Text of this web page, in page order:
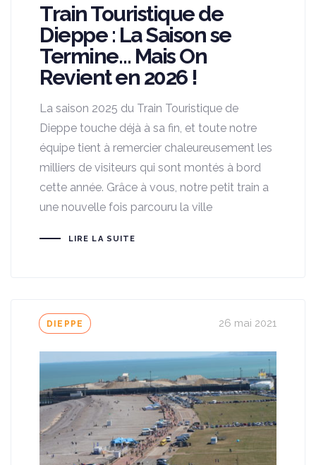
Train Touristique de
Dieppe : La Saison se
Termine… Mais On
Revient en 2026 !
La saison 2025 du Train Touristique de
Dieppe touche déjà à sa fin, et toute notre
équipe tient à remercier chaleureusement les
milliers de visiteurs qui sont montés à bord
cette année. Grâce à vous, notre petit train a
une nouvelle fois parcouru la ville
LIRE LA SUITE
Tags
DIEPPE 26 mai 2021